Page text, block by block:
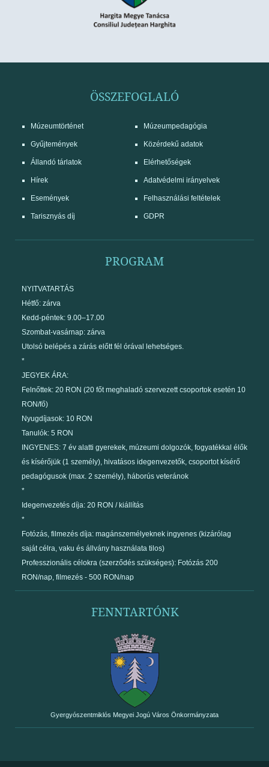
ÖSSZEFOGLALÓ
Múzeumtörténet
Gyűjtemények
Állandó tárlatok
Hírek
Események
Tarisznyás díj
Múzeumpedagógia
Közérdekű adatok
Elérhetőségek
Adatvédelmi irányelvek
Felhasználási feltételek
GDPR
PROGRAM
NYITVATARTÁS
Hétfő: zárva
Kedd-péntek: 9.00–17.00
Szombat-vasárnap: zárva
Utolsó belépés a zárás előtt fél órával lehetséges.
*
JEGYEK ÁRA:
Felnőttek: 20 RON (20 főt meghaladó szervezett csoportok esetén 10
RON/fő)
Nyugdíjasok: 10 RON
Tanulók: 5 RON
INGYENES: 7 év alatti gyerekek, múzeumi dolgozók, fogyatékkal élők
és kísérőjük (1 személy), hivatásos idegenvezetők, csoportot kísérő
pedagógusok (max. 2 személy), háborús veteránok
*
Idegenvezetés díja: 20 RON / kiállítás
*
Fotózás, filmezés díja: magánszemélyeknek ingyenes (kizárólag
saját célra, vaku és állvány használata tilos)
Professzionális célokra (szerződés szükséges): Fotózás 200
RON/nap, filmezés - 500 RON/nap
FENNTARTÓNK
Gyergyószentmiklós Megyei Jogú Város Önkormányzata